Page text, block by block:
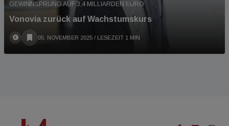
GEWINNSPRUNG AUF 3,4 MILLIARDEN EURO
Vonovia zurück auf Wachstumskurs
05. NOVEMBER 2025 / LESEZEIT 1 MIN